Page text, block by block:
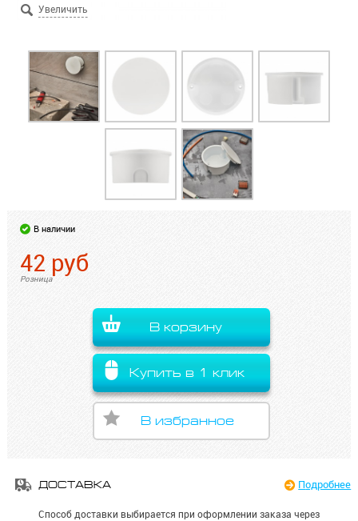
В наличии
42 руб
Розница
В корзину
Купить в 1 клик
В избранное
ДОСТАВКА Подробнее
Способ доставки выбирается при оформлении заказа через